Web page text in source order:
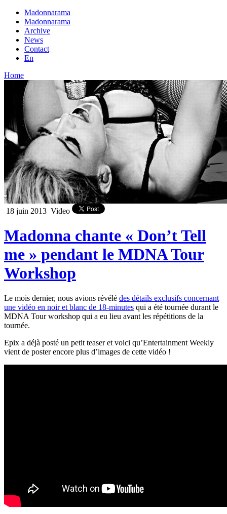
Madonnarama
Madonnarama
Archive
News
Contact
En
Home
18 juin 2013 Video
Madonna chante « Don’t Tell
me » pendant le MDNA Tour
Workshop
Le mois dernier, nous avions révélé des détails exclusifs concernant
une vidéo en noir et blanc de 18-minutes qui a été tournée durant le
MDNA Tour workshop qui a eu lieu avant les répétitions de la
tournée.
Epix a déjà posté un petit teaser et voici qu’Entertainment Weekly
vient de poster encore plus d’images de cette vidéo !